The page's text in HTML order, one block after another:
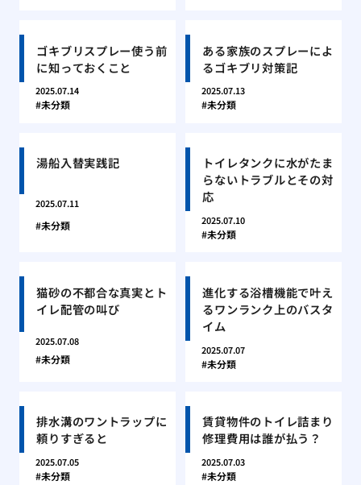
ゴキブリスプレー使う前
に知っておくこと
2025.07.14
未分類
ある家族のスプレーによ
るゴキブリ対策記
2025.07.13
未分類
湯船入替実践記
2025.07.11
未分類
トイレタンクに水がたま
らないトラブルとその対
応
2025.07.10
未分類
猫砂の不都合な真実とト
イレ配管の叫び
2025.07.08
未分類
進化する浴槽機能で叶え
るワンランク上のバスタ
イム
2025.07.07
未分類
排水溝のワントラップに
頼りすぎると
2025.07.05
未分類
賃貸物件のトイレ詰まり
修理費用は誰が払う？
2025.07.03
未分類